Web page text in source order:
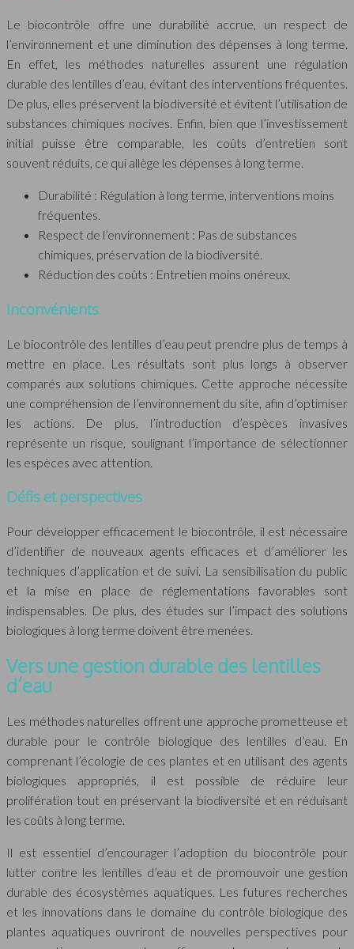
Le biocontrôle offre une durabilité accrue, un respect de
l’environnement et une diminution des dépenses à long terme.
En effet, les méthodes naturelles assurent une régulation
durable des lentilles d’eau, évitant des interventions fréquentes.
De plus, elles préservent la biodiversité et évitent l’utilisation de
substances chimiques nocives. Enfin, bien que l’investissement
initial puisse être comparable, les coûts d’entretien sont
souvent réduits, ce qui allège les dépenses à long terme.
Durabilité : Régulation à long terme, interventions moins
fréquentes.
Respect de l’environnement : Pas de substances
chimiques, préservation de la biodiversité.
Réduction des coûts : Entretien moins onéreux.
Inconvénients
Le biocontrôle des lentilles d’eau peut prendre plus de temps à
mettre en place. Les résultats sont plus longs à observer
comparés aux solutions chimiques. Cette approche nécessite
une compréhension de l’environnement du site, afin d’optimiser
les actions. De plus, l’introduction d’espèces invasives
représente un risque, soulignant l’importance de sélectionner
les espèces avec attention.
Défis et perspectives
Pour développer efficacement le biocontrôle, il est nécessaire
d’identifier de nouveaux agents efficaces et d’améliorer les
techniques d’application et de suivi. La sensibilisation du public
et la mise en place de réglementations favorables sont
indispensables. De plus, des études sur l’impact des solutions
biologiques à long terme doivent être menées.
Vers une gestion durable des lentilles
d’eau
Les méthodes naturelles offrent une approche prometteuse et
durable pour le contrôle biologique des lentilles d’eau. En
comprenant l’écologie de ces plantes et en utilisant des agents
biologiques appropriés, il est possible de réduire leur
prolifération tout en préservant la biodiversité et en réduisant
les coûts à long terme.
Il est essentiel d’encourager l’adoption du biocontrôle pour
lutter contre les lentilles d’eau et de promouvoir une gestion
durable des écosystèmes aquatiques. Les futures recherches
et les innovations dans le domaine du contrôle biologique des
plantes aquatiques ouvriront de nouvelles perspectives pour